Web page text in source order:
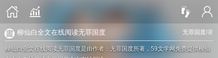
无罪国度/著
柳仙白全文在线阅读无罪国度
柳仙白全文在线阅读无罪国度是由作者：无罪国度所著，59文学网免费提供柳仙